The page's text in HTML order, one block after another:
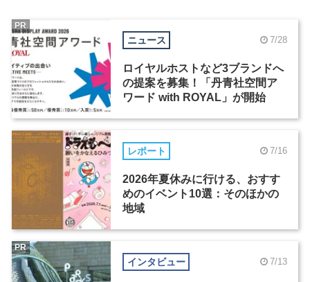
ニュース 7/28
ロイヤルホストなど3ブランドへ
の提案を募集！「丹青社空間ア
ワード with ROYAL」が開始
PR
レポート 7/16
2026年夏休みに行ける、おすす
めのイベント10選：そのほかの
地域
インタビュー 7/13
PR